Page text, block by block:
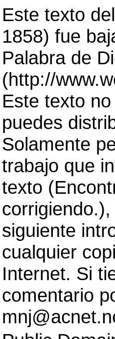
Este texto
1858) fue
Palabra de
(http://
Este texto
puedes
Solamente
trabajo que
texto
siguiente
cualquier
Internet. Si
comentario